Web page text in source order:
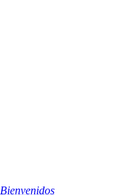
Bienvenidos